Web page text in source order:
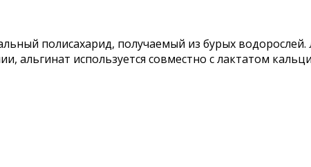
полисахарид, получаемый из бурых
альгинат используется совместно с лактатом